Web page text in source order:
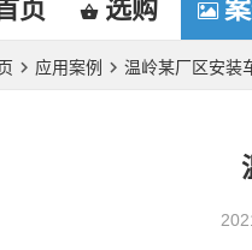
页 选购
应用案例 温岭某厂区安装